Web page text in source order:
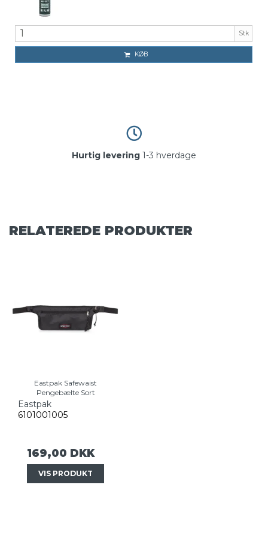
Stk
KØB
Hurtig levering 1-3 hverdage
RELATEREDE PRODUKTER
Eastpak Safewaist
Pengebælte Sort
Eastpak
6101001005
169,00 DKK
VIS PRODUKT